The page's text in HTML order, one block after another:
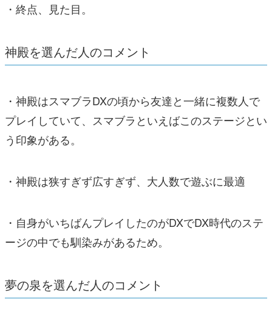
・終点、見た目。
神殿を選んだ人のコメント
・神殿はスマブラDXの頃から友達と一緒に複数人で
プレイしていて、スマブラといえばこのステージとい
う印象がある。
・神殿は狭すぎず広すぎず、大人数で遊ぶに最適
・自身がいちばんプレイしたのがDXでDX時代のステ
ージの中でも馴染みがあるため。
夢の泉を選んだ人のコメント